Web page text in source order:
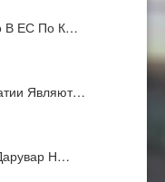
В ЕС По К…
Являют…
Н…